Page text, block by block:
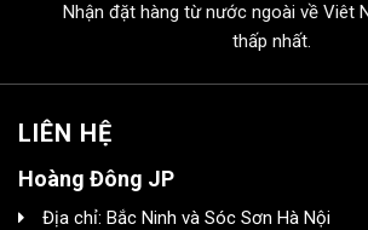
Nhận đặt hàng từ nước ngoài về Viêt
thấp nhất.
LIÊN HỆ
Hoàng Đông JP
Địa chỉ: Bắc Ninh và Sóc Sơn Hà Nội